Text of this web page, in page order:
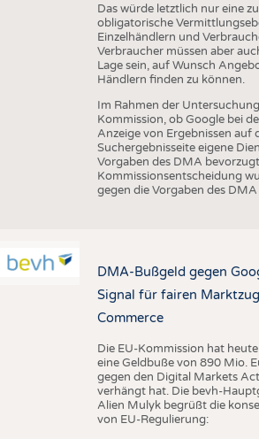
Das würde letztlich nur eine
obligatorische
Einzelhändlern und
Verbraucher müssen aber
Lage sein, auf Wunsch
Händlern finden zu können.
Im Rahmen der
Kommission, ob Google bei
Anzeige von Ergebnissen auf
Suchergebnisseite eigene
Vorgaben des DMA
Kommissionsentscheidung
gegen die Vorgaben des
DMA-Bußgeld gegen
Signal für fairen
Commerce
Die EU-Kommission hat
eine Geldbuße von 890 Mio.
gegen den Digital Markets
verhängt hat. Die bevh-
Alien Mulyk begrüßt die
von EU-Regulierung: